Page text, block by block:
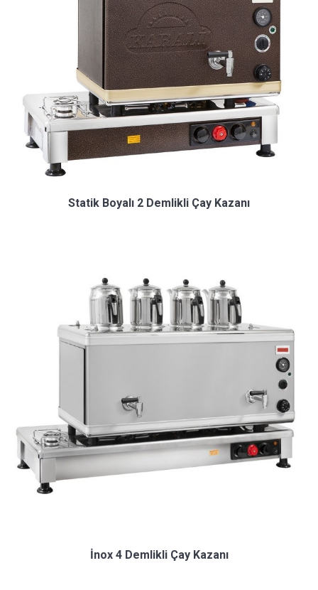
Statik Boyalı 2 Demlikli Çay Kazanı
İnox 4 Demlikli Çay Kazanı